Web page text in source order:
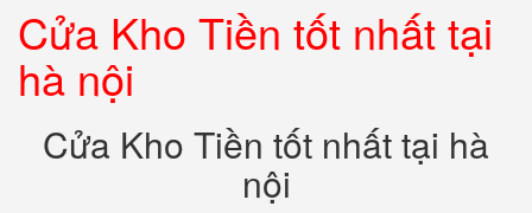
Cửa Kho Tiền tốt nhất tại
hà nội
Cửa Kho Tiền tốt nhất tại hà
nội